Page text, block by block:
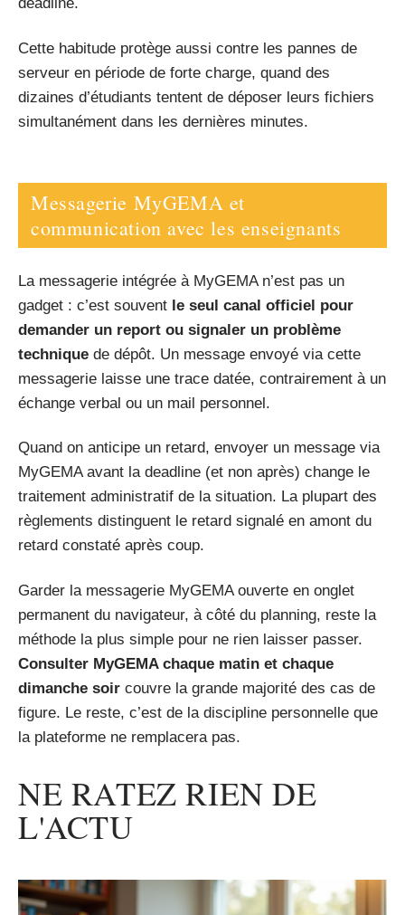
Cette habitude protège aussi contre les pannes de
serveur en période de forte charge, quand des
dizaines d’étudiants tentent de déposer leurs fichiers
simultanément dans les dernières minutes.
Messagerie MyGEMA et
communication avec les enseignants
La messagerie intégrée à MyGEMA n’est pas un
gadget : c’est souvent le seul canal officiel pour
demander un report ou signaler un problème
technique de dépôt. Un message envoyé via cette
messagerie laisse une trace datée, contrairement à un
échange verbal ou un mail personnel.
Quand on anticipe un retard, envoyer un message via
MyGEMA avant la deadline (et non après) change le
traitement administratif de la situation. La plupart des
règlements distinguent le retard signalé en amont du
retard constaté après coup.
Garder la messagerie MyGEMA ouverte en onglet
permanent du navigateur, à côté du planning, reste la
méthode la plus simple pour ne rien laisser passer.
Consulter MyGEMA chaque matin et chaque
dimanche soir couvre la grande majorité des cas de
figure. Le reste, c’est de la discipline personnelle que
la plateforme ne remplacera pas.
NE RATEZ RIEN DE
L'ACTU